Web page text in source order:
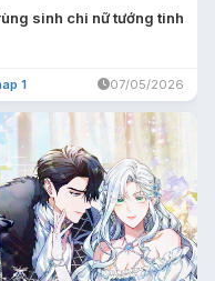
sinh chi nữ tướng tinh
1 07/05/2026